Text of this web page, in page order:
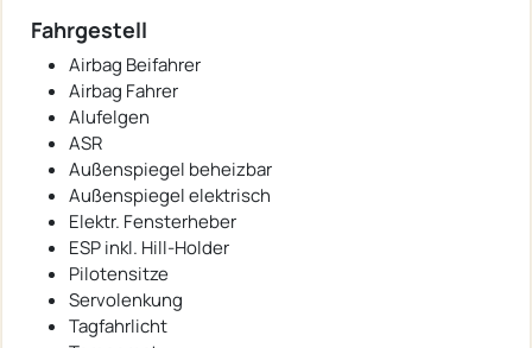
Fahrgestell
Airbag Beifahrer
Airbag Fahrer
Alufelgen
ASR
Außenspiegel beheizbar
Außenspiegel elektrisch
Elektr. Fensterheber
ESP inkl. Hill-Holder
Pilotensitze
Servolenkung
Tagfahrlicht